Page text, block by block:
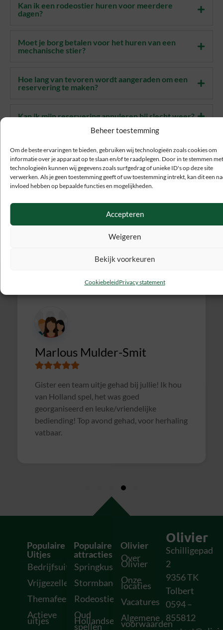
Beheer toestemming
Om de beste ervaringen te bieden, gebruiken wij technologieën zoals cookies om
informatie over je apparaat op te slaan en/of te raadplegen. Door in te stemmen
technologieën kunnen wij gegevens zoals surfgedrag of unieke ID's op deze site
verwerken. Als je geen toestemming geeft of uw toestemming intrekt, kan dit een
invloed hebben op bepaalde functies en mogelijkheden.
Accepteren
Weigeren
Bekijk voorkeuren
CookiebeleidPrivacy statement
Kan ik een rodeostier huren voor meerdere
dagen?
Moet je borg betalen voor het huren van een
mechanische stier?
Hoe lang van tevoren wordt aangeraden om een
reservering te maken?
Kan ik mijn reservering annuleren bij slecht weer?
Moet er toezicht zijn door een volwassene?
Op wat voor ondergrond moet een rodeostier
Hoe werkt het opzetten van een rodeostier?
Marlous Mulder-Smit
Gister een team uitje gehad bij jullie! Ik hou
van Holland spel, het was goed
georganiseerd en leuke/vriendelijke
bediending! Top avond gehad, voor herhaling
vatbaar.
Populaire
Uitjes
Bedrijfsuitjes
Vrijgezellenfeesten
Themafeesten
Actieve
uitjes
Populaire
attracties
Springkussens
Stormbanen
Rodeostieren
Oud
Hollandse
spellen
Olivier
Over
Olivier
Onze
locaties
Vacatures
Algemene
voorwaarden
Olivier
Schilligepad
2
9356 TK
Tolbert
0594 –
855812